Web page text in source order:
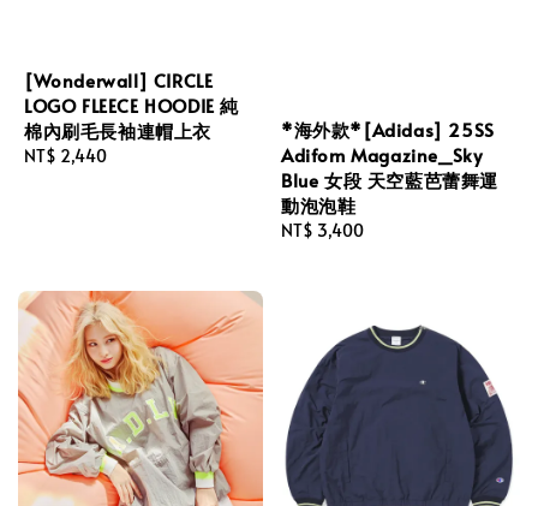
[Wonderwall] CIRCLE
LOGO FLEECE HOODIE 純
棉內刷毛長袖連帽上衣
Regular
NT$ 2,440
*海外款*[Adidas] 25SS
Adifom Magazine_Sky
Blue 女段 天空藍芭蕾舞運
動泡泡鞋
Regular
NT$ 3,400